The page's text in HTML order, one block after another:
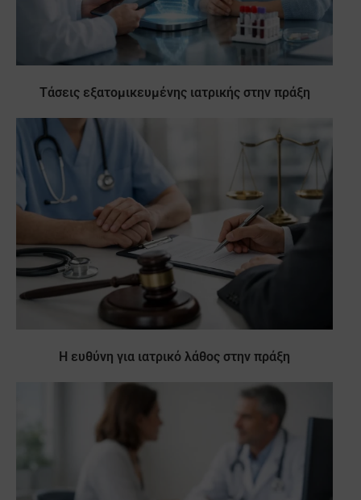
Τάσεις εξατομικευμένης ιατρικής στην πράξη
Η ευθύνη για ιατρικό λάθος στην πράξη